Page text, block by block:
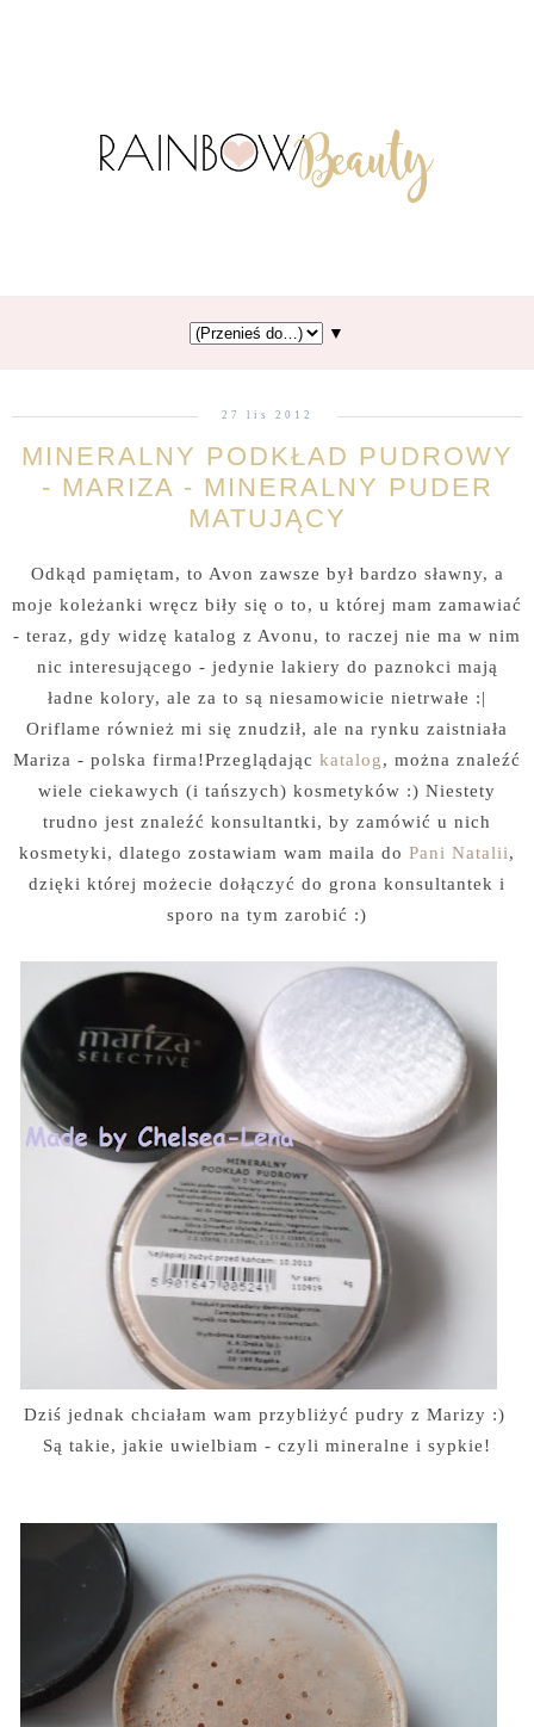
▼
27 lis 2012
MINERALNY PODKŁAD PUDROWY
- MARIZA - MINERALNY PUDER
MATUJĄCY
Odkąd pamiętam, to Avon zawsze był bardzo sławny, a
moje koleżanki wręcz biły się o to, u której mam zamawiać
- teraz, gdy widzę katalog z Avonu, to raczej nie ma w nim
nic interesującego - jedynie lakiery do paznokci mają
ładne kolory, ale za to są niesamowicie nietrwałe :|
Oriflame również mi się znudził, ale na rynku zaistniała
Mariza - polska firma!Przeglądając katalog, można znaleźć
wiele ciekawych (i tańszych) kosmetyków :) Niestety
trudno jest znaleźć konsultantki, by zamówić u nich
kosmetyki, dlatego zostawiam wam maila do Pani Natalii,
dzięki której możecie dołączyć do grona konsultantek i
sporo na tym zarobić :)
Dziś jednak chciałam wam przybliżyć pudry z Marizy :)
Są takie, jakie uwielbiam - czyli mineralne i sypkie!